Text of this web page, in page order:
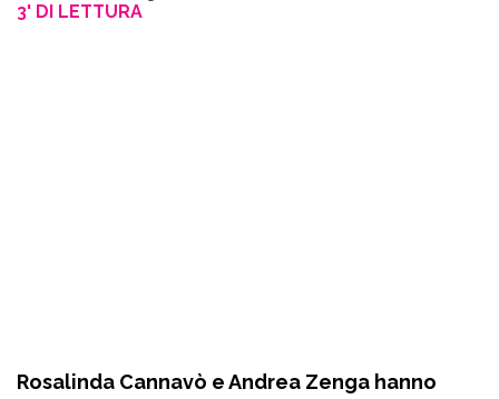
3' DI LETTURA
Rosalinda Cannavò e Andrea Zenga hanno